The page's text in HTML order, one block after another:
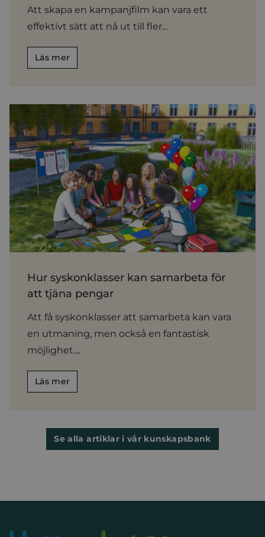
Att skapa en kampanjfilm kan vara ett
effektivt sätt att nå ut till fler...
Läs mer
Hur syskonklasser kan samarbeta för
att tjäna pengar
Att få syskonklasser att samarbeta kan vara
en utmaning, men också en fantastisk
möjlighet....
Läs mer
Se alla artiklar i vår kunskapsbank